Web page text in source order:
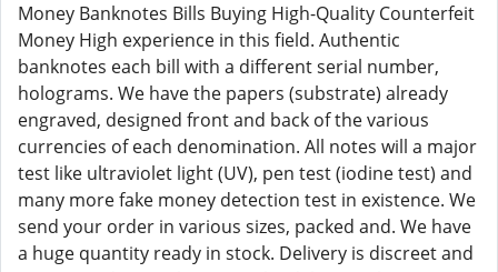
Money Banknotes Bills Buying High-Quality Counterfeit
Money High experience in this field. Authentic
banknotes each bill with a different serial number,
holograms. We have the papers (substrate) already
engraved, designed front and back of the various
currencies of each denomination. All notes will a major
test like ultraviolet light (UV), pen test (iodine test) and
many more fake money detection test in existence. We
send your order in various sizes, packed and. We have
a huge quantity ready in stock. Delivery is discreet and